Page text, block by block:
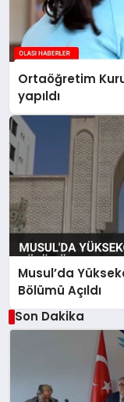
Ortaöğretim
yapıldı
Musul’da
Bölümü Açıldı
Son Dakika